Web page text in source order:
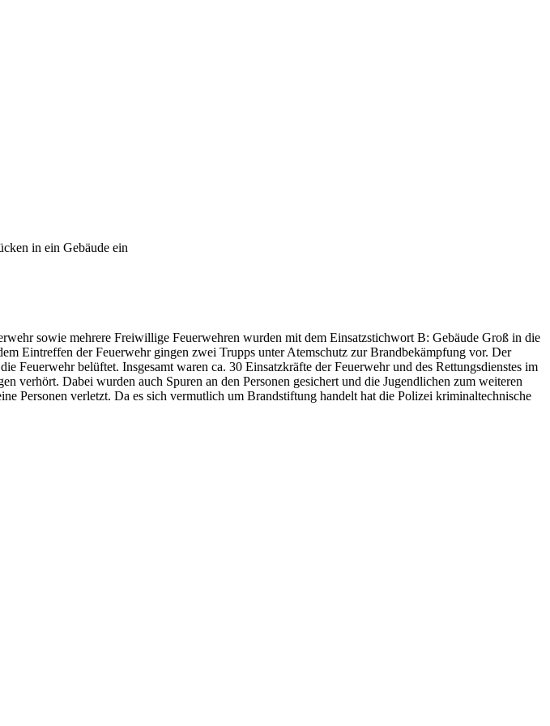
sowie mehrere Freiwillige Feuerwehren wurden mit dem Einsatzstichwort B: Gebäude Groß in die
Eintreffen der Feuerwehr gingen zwei Trupps unter Atemschutz zur Brandbekämpfung vor. Der
Feuerwehr belüftet. Insgesamt waren ca. 30 Einsatzkräfte der Feuerwehr und des Rettungsdienstes im
verhört. Dabei wurden auch Spuren an den Personen gesichert und die Jugendlichen zum weiteren
Personen verletzt. Da es sich vermutlich um Brandstiftung handelt hat die Polizei kriminaltechnische